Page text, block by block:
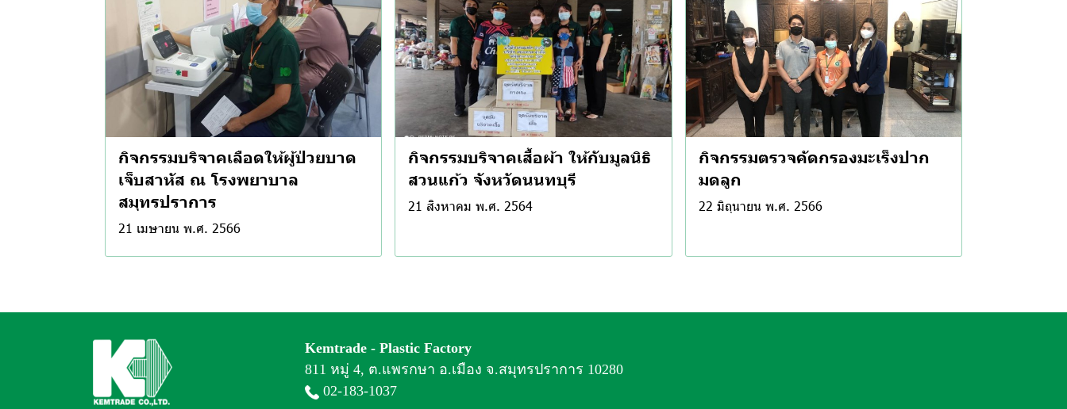
กิจกรรมบริจาคเลือดให้ผู้ป่วยบาด
เจ็บสาหัส ณ โรงพยาบาล
สมุทรปราการ
21 เมษายน พ.ศ. 2566
กิจกรรมบริจาคเสื้อผ้า ให้กับมูลนิธิ
สวนแก้ว จังหวัดนนทบุรี
21 สิงหาคม พ.ศ. 2564
กิจกรรมตรวจคัดกรองมะเร็งปาก
มดลูก
22 มิถุนายน พ.ศ. 2566
Kemtrade - Plastic Factory
811 หมู่ 4, ต.แพรกษา อ.เมือง จ.สมุทรปราการ 10280
02-183-1037